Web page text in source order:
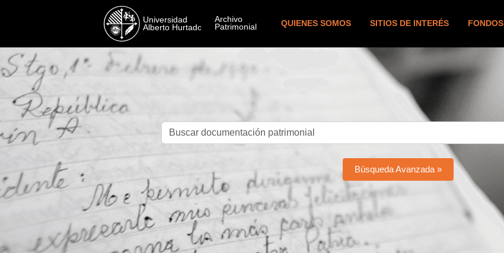
QUIENES SOMOS SITIOS DE INTERÉS FONDOS
Búsqueda Avanzada »